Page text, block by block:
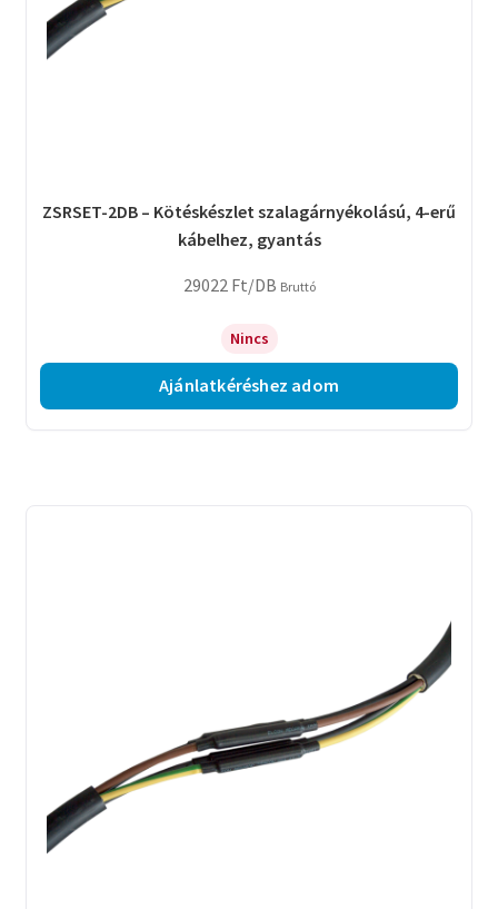
ZSRSET-2DB – Kötéskészlet szalagárnyékolású, 4-erű
kábelhez, gyantás
29022 Ft/DB Bruttó
Nincs
Ajánlatkéréshez adom